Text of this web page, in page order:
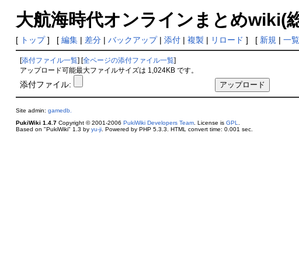
大航海時代オンラインまとめwiki(
[ トップ] [ 編集| 差分| バックアップ| 添付| 複製 | リロード ] [ 新規 | 一覧
[添付ファイル一覧 ] [全ページの添付ファイル一覧
アップロード可能最大ファイルサイズは 1,024KB です。
添付ファイル:
Site admin: gamedb.
PukiWiki 1.4.7Copyright © 2001-2006 PukiWiki Developers Team. License is GPL
Based on "PukiWiki" 1.3 by yu-ji. Powered by PHP 5.3.3. HTML convert time: 0.001 sec.